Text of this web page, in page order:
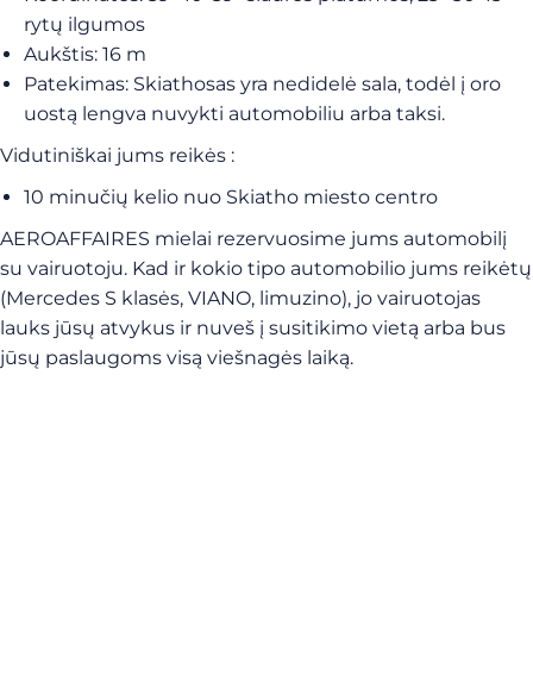
rytų ilgumos
Aukštis: 16 m
Patekimas: Skiathosas yra nedidelė sala, todėl į oro
uostą lengva nuvykti automobiliu arba taksi.
Vidutiniškai jums reikės :
10 minučių kelio nuo Skiatho miesto centro
AEROAFFAIRES mielai rezervuosime jums automobilį
su vairuotoju. Kad ir kokio tipo automobilio jums reikėtų
(Mercedes S klasės, VIANO, limuzino), jo vairuotojas
lauks jūsų atvykus ir nuveš į susitikimo vietą arba bus
jūsų paslaugoms visą viešnagės laiką.